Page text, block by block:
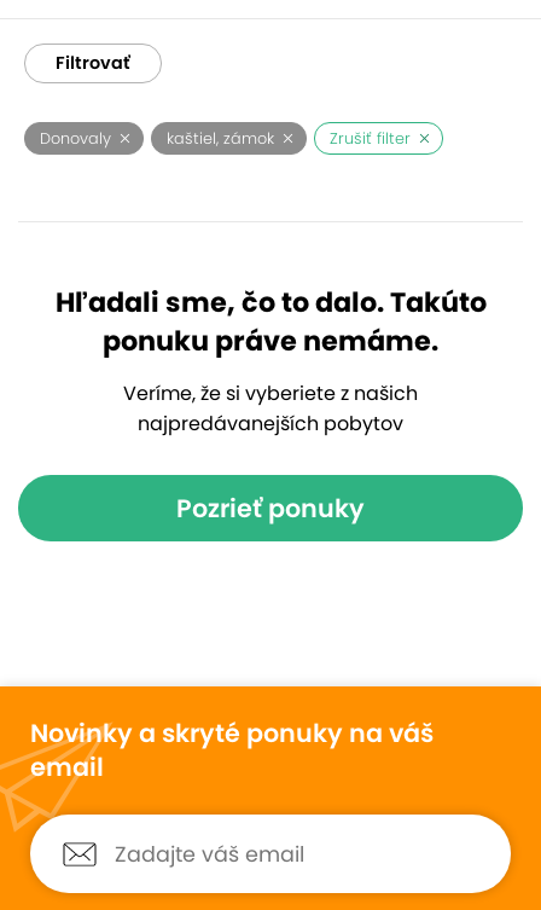
Filtrovať
Donovaly kaštiel, zámok Zrušiť filter
Hľadali sme, čo to dalo. Takúto
ponuku práve nemáme.
Veríme, že si vyberiete z našich
najpredávanejších pobytov
Pozrieť ponuky
Novinky a skryté ponuky na váš
email